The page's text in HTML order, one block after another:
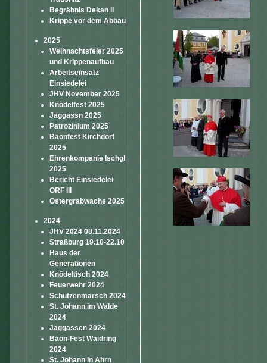
Begräbnis Dekan II
Krippe vor dem Abbau
2025
Weihnachtsfeier 2025
und Krippenaufbau
Arbeitseinsatz
Einsiedelei
JHV November 2025
Knödelfest 2025
Jaggassn 2025
Patrozinium 2025
Baonfest Kirchdorf
2025
Ehrenkompanie Ischgl
2025
Bericht Einsiedelei
ORF III
Ostergrabwache 2025
2024
JHV 2024 08.11.2024
Straßburg 19.10-22.10
Haus der
Generationen
Knödeltisch 2024
Feuerwehr 2024
Schützenmarsch 2024
St. Johann im Walde
2024
Jaggassen 2024
Baon-Fest Waidring
2024
St. Johann in Ahrn